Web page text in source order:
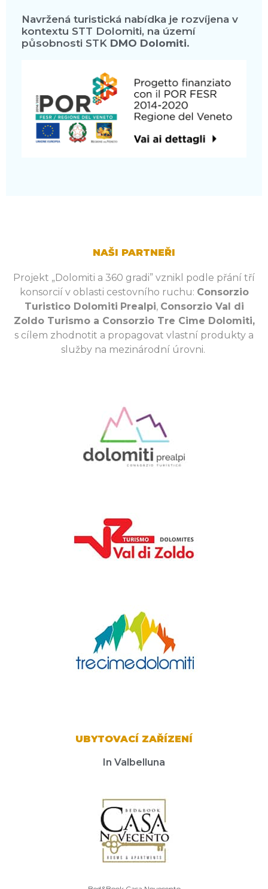
Navržená turistická nabídka je rozvíjena v
kontextu STT Dolomiti, na území
působnosti STK DMO Dolomiti.
NAŠI PARTNEŘI
Projekt „Dolomiti a 360 gradi” vznikl podle přání tří
konsorcií v oblasti cestovního ruchu: Consorzio
Turistico Dolomiti Prealpi, Consorzio Val di
Zoldo Turismo a Consorzio Tre Cime Dolomiti,
s cílem zhodnotit a propagovat vlastní produkty a
služby na mezinárodní úrovni.
UBYTOVACÍ ZAŘÍZENÍ
In Valbelluna